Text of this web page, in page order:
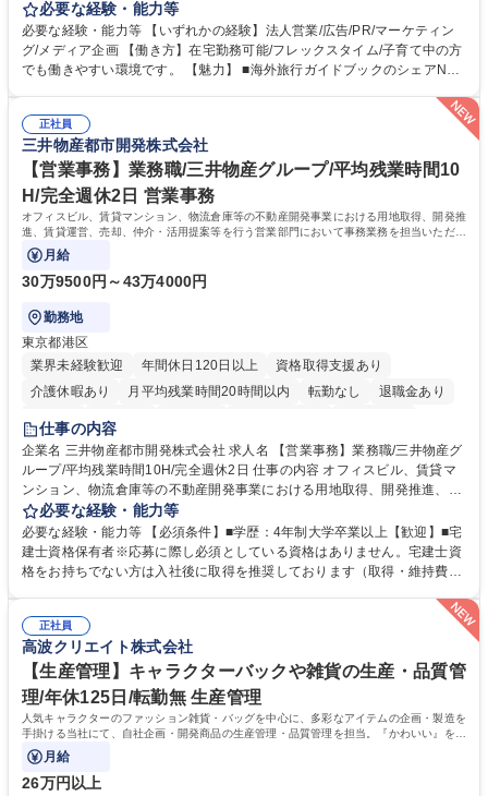
す。クライアントは、観光（海外旅行、国内旅行、インバウンド）で地域
や事業を推進したい国内外の行政や企業です。 【業務詳細】■『地球の歩
き方』は海外旅行ガイドブックのNo.1ブランドであり、国内旅行において
も牽引しております。観光推進支援においても、業界を牽引する意欲的な
国策事業です。「GOOD LUCK TRIP」は、海外旅行ガイドブックと同様
に、インバウンドのトップブランドに成長しております■旅が業務であ
り、日常です。旅好きにはこれ以上ない環境です 募集職種 【企画営業/行
政・企業向け観光推進支援】旅行ガイドブック『地球の歩き方』
必要な経験・能力等
必要な経験・能力等 【いずれかの経験】法人営業/広告/PR/マーケティン
グ/メディア企画 【働き方】在宅勤務可能/フレックスタイム/子育て中の方
でも働きやすい環境です。 【魅力】 ■海外旅行ガイドブックのシェアNo.1
ることが可能です。 ■国内旅行ガイドブックは立ち上げ間もない新規事業
であり、「地球の歩き方」としてどう取り組むか、共に形を作るコアメン
バーとして活躍いただきます。 学歴・資格 学歴：大学院 大学 語学力： 資
格：
正社員
三井物産都市開発株式会社
【営業事務】業務職/三井物産グループ/平均残業時間10
H/完全週休2日 営業事務
オフィスビル、賃貸マンション、物流倉庫等の不動産開発事業における用地取得、開発推
進、賃貸運営、売却、仲介・活用提案等を行う営業部門において事務業務を担当いただき
ます。
月給
30万9500円～43万4000円
勤務地
東京都港区
業界未経験歓迎
年間休日120日以上
資格取得支援あり
介護休暇あり
月平均残業時間20時間以内 転勤なし
退職金あり
在宅OK
賞与あり
駅近5分以内
土日祝休み 寮・社宅あり
仕事の内容
企業名 三井物産都市開発株式会社 求人名 【営業事務】業務職/三井物産グ
ループ/平均残業時間10H/完全週休2日 仕事の内容 オフィスビル、賃貸マ
ンション、物流倉庫等の不動産開発事業における用地取得、開発推進、賃
貸運営、売却、仲介・活用提案等を行う営業部門において事務業務を担当
いただきます。 【詳細】・契約書管理、契約書製本、捺印対応、ファイリ
ング、登記簿取得、調書取得・支払業務（各種費用支払、支払管理、請
求・支払データ登録、取引先マスター申請対応）・予算作成及び予実管
告書作成及び月次管理・部内総務庶務全般 など※※配属先によっては上記
の他に担当頂く業務が発生する場合があります。 募集職種 【営業事務】
業務職/三井物産グループ/平均残業時間10H/完全週休2日
必要な経験・能力等
必要な経験・能力等 【必須条件】■学歴：4年制大学卒業以上【歓迎】■宅
建士資格保有者※応募に際し必須としている資格はありません。宅建士資
格をお持ちでない方は入社後に取得を推奨しております（取得・維持費用
る方。 ・社内外の多様な関係者と協調して業務を進められるコミュニケー
ション力がある方。 ・チャレンジを厭わず、粘り強く業務に取り組める
方。多様な関係者と謙虚に信頼関係を構築でき、期限を意識したスケジュ
ール管理が出来る方。※将来的に他部署（営業部門、コーポレート部門）
へのジョブローテーションの可能性があります。 学歴・資格 学歴：大学
院 大学 語学力： 資格：宅地建物取引士
正社員
高波クリエイト株式会社
【生産管理】キャラクターバックや雑貨の生産・品質管
理/年休125日/転勤無 生産管理
人気キャラクターのファッション雑貨・バッグを中心に、多彩なアイテムの企画・製造を
手掛ける当社にて、自社企画・開発商品の生産管理・品質管理を担当。『かわいい』を届
けるやりがいのあるポジションです。
月給
26万円以上